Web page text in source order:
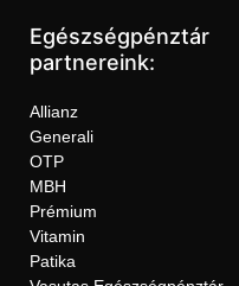
Egészségpénztár
partnereink:
Allianz
Generali
OTP
MBH
Prémium
Vitamin
Patika